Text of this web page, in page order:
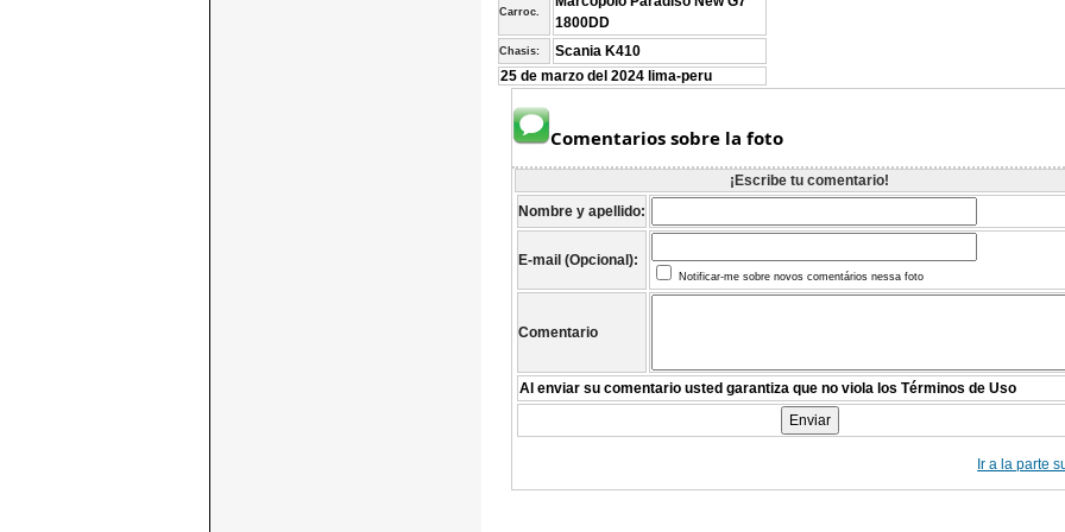
Carroc.
1800DD
Chasis:
Scania K410
25 de marzo del 2024 lima-peru
Comentarios sobre la foto
¡Escribe tu comentario!
Nombre y apellido:
E-mail (Opcional):
Notificar-me sobre novos comentários nessa foto
Comentario
Al enviar su comentario usted garantiza que no viola los Términos de Uso
Ir a la parte